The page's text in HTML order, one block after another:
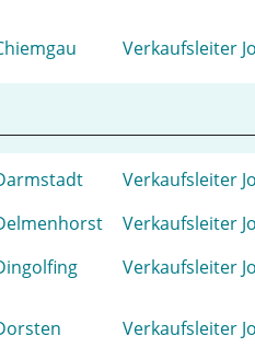
Verkaufsleiter
Verkaufsleiter
Verkaufsleiter
Verkaufsleiter
Verkaufsleiter